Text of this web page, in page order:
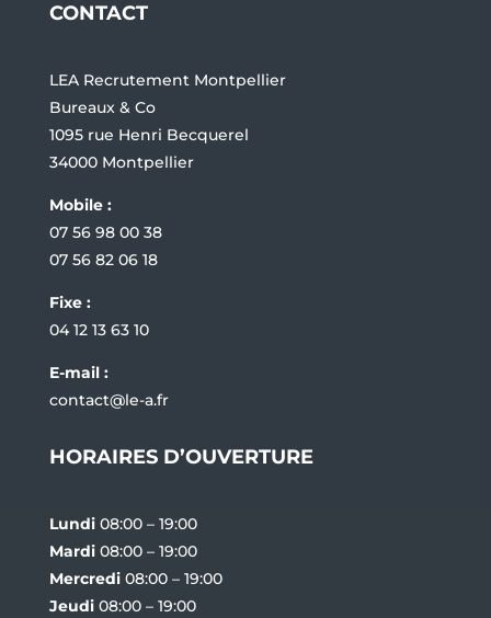
CONTACT
LEA Recrutement Montpellier
Bureaux & Co
1095 rue Henri Becquerel
34000 Montpellier
Mobile :
07 56 98 00 38
07 56 82 06 18
Fixe :
04 12 13 63 10
E-mail :
contact@le-a.fr
HORAIRES D’OUVERTURE
Lundi08:00 – 19:00
Mardi08:00 – 19:00
Mercredi08:00 – 19:00
Jeudi08:00 – 19:00